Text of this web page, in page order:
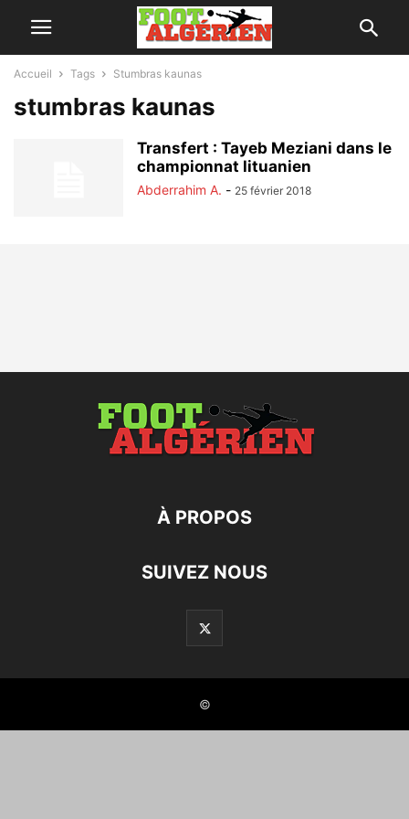
Accueil Tags Stumbras kaunas
stumbras kaunas
Transfert : Tayeb Meziani dans le
championnat lituanien
Abderrahim A. - 25 février 2018
À PROPOS
SUIVEZ NOUS
©